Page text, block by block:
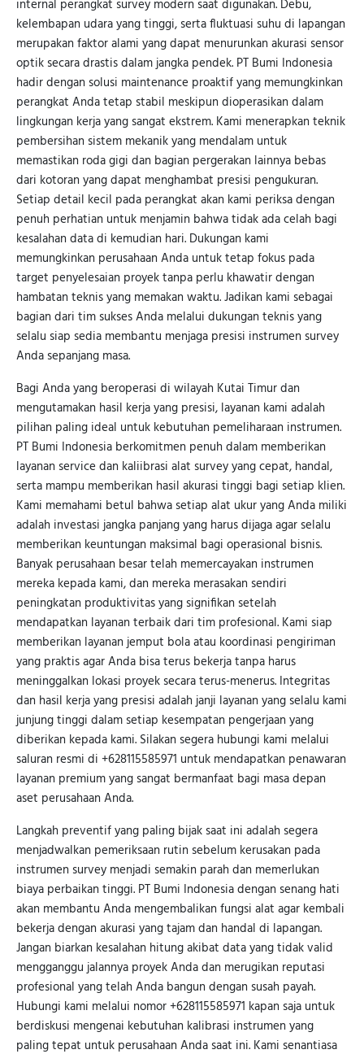
internal perangkat survey modern saat digunakan. Debu,
kelembapan udara yang tinggi, serta fluktuasi suhu di lapangan
merupakan faktor alami yang dapat menurunkan akurasi sensor
optik secara drastis dalam jangka pendek. PT Bumi Indonesia
hadir dengan solusi maintenance proaktif yang memungkinkan
perangkat Anda tetap stabil meskipun dioperasikan dalam
lingkungan kerja yang sangat ekstrem. Kami menerapkan teknik
pembersihan sistem mekanik yang mendalam untuk
memastikan roda gigi dan bagian pergerakan lainnya bebas
dari kotoran yang dapat menghambat presisi pengukuran.
Setiap detail kecil pada perangkat akan kami periksa dengan
penuh perhatian untuk menjamin bahwa tidak ada celah bagi
kesalahan data di kemudian hari. Dukungan kami
memungkinkan perusahaan Anda untuk tetap fokus pada
target penyelesaian proyek tanpa perlu khawatir dengan
hambatan teknis yang memakan waktu. Jadikan kami sebagai
bagian dari tim sukses Anda melalui dukungan teknis yang
selalu siap sedia membantu menjaga presisi instrumen survey
Anda sepanjang masa.
Bagi Anda yang beroperasi di wilayah Kutai Timur dan
mengutamakan hasil kerja yang presisi, layanan kami adalah
pilihan paling ideal untuk kebutuhan pemeliharaan instrumen.
PT Bumi Indonesia berkomitmen penuh dalam memberikan
layanan service dan kaliibrasi alat survey yang cepat, handal,
serta mampu memberikan hasil akurasi tinggi bagi setiap klien.
Kami memahami betul bahwa setiap alat ukur yang Anda miliki
adalah investasi jangka panjang yang harus dijaga agar selalu
memberikan keuntungan maksimal bagi operasional bisnis.
Banyak perusahaan besar telah memercayakan instrumen
mereka kepada kami, dan mereka merasakan sendiri
peningkatan produktivitas yang signifikan setelah
mendapatkan layanan terbaik dari tim profesional. Kami siap
memberikan layanan jemput bola atau koordinasi pengiriman
yang praktis agar Anda bisa terus bekerja tanpa harus
meninggalkan lokasi proyek secara terus-menerus. Integritas
dan hasil kerja yang presisi adalah janji layanan yang selalu kami
junjung tinggi dalam setiap kesempatan pengerjaan yang
diberikan kepada kami. Silakan segera hubungi kami melalui
saluran resmi di +628115585971 untuk mendapatkan penawaran
layanan premium yang sangat bermanfaat bagi masa depan
aset perusahaan Anda.
Langkah preventif yang paling bijak saat ini adalah segera
menjadwalkan pemeriksaan rutin sebelum kerusakan pada
instrumen survey menjadi semakin parah dan memerlukan
biaya perbaikan tinggi. PT Bumi Indonesia dengan senang hati
akan membantu Anda mengembalikan fungsi alat agar kembali
bekerja dengan akurasi yang tajam dan handal di lapangan.
Jangan biarkan kesalahan hitung akibat data yang tidak valid
mengganggu jalannya proyek Anda dan merugikan reputasi
profesional yang telah Anda bangun dengan susah payah.
Hubungi kami melalui nomor +628115585971 kapan saja untuk
berdiskusi mengenai kebutuhan kalibrasi instrumen yang
paling tepat untuk perusahaan Anda saat ini. Kami senantiasa